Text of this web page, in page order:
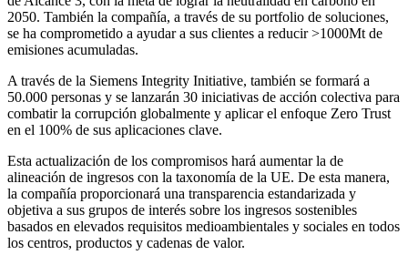
2050. También la compañía, a través de su portfolio de soluciones,
se ha comprometido a ayudar a sus clientes a reducir >1000Mt de
emisiones acumuladas.
A través de la Siemens Integrity Initiative, también se formará a
50.000 personas y se lanzarán 30 iniciativas de acción colectiva para
combatir la corrupción globalmente y aplicar el enfoque Zero Trust
en el 100% de sus aplicaciones clave.
Esta actualización de los compromisos hará aumentar la de
alineación de ingresos con la taxonomía de la UE. De esta manera,
la compañía proporcionará una transparencia estandarizada y
objetiva a sus grupos de interés sobre los ingresos sostenibles
basados en elevados requisitos medioambientales y sociales en todos
los centros, productos y cadenas de valor.